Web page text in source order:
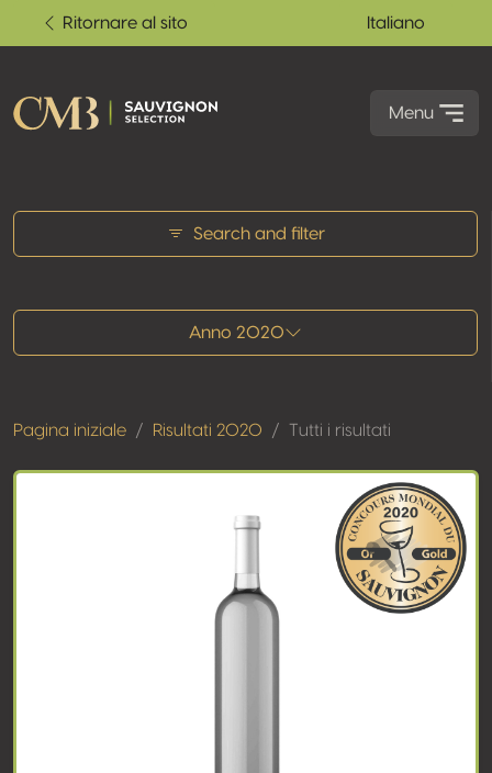
Ritornare al sito Italiano
Menu
Search and filter
Anno 2020
Pagina iniziale Risultati 2020 Tutti i risultati